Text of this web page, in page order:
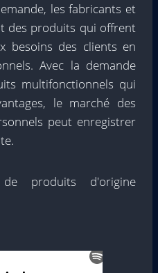
les fabricants et
des produits qui offrent
besoins des clients en
Avec la demande
multifonctionnels qui
le marché des
peut enregistrer
de produits d'origine